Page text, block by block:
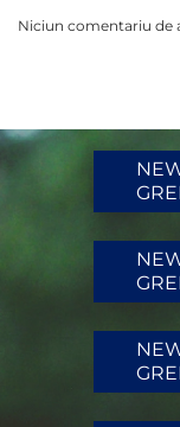
Niciun comentariu de